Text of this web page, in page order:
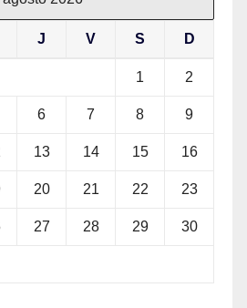
J V S D
1 2
6 7 8 9
13 14 15 16
20 21 22 23
27 28 29 30